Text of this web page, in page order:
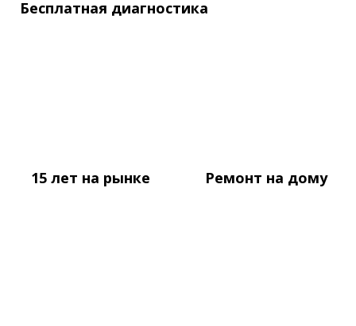
Бесплатная диагностика
15 лет на рынке Ремонт на дому